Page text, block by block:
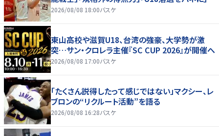
2026/08/08 18:00バスケ
東山高校や滋賀U18、台湾の強豪、大学勢が激
突…サン・クロレラ主催『SC CUP 2026』が開催へ
2026/08/08 17:00バスケ
「たくさん説得したって感じではない」マクシー、レ
ブロンの“リクルート活動”を語る
2026/08/08 16:28バスケ